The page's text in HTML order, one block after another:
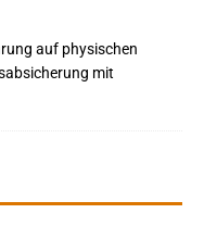
auf physischen
mit